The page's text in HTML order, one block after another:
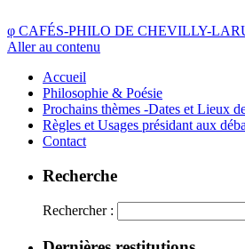
φ CAFÉS-PHILO DE CHEVILLY-
Aller au contenu
Accueil
Philosophie & Poésie
Prochains thèmes -Dates et Lieux
Règles et Usages présidant aux
Contact
Recherche
Rechercher :